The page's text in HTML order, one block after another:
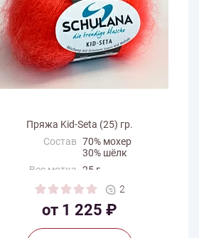
Пряжа Kid-Seta (25) гр.
от 1 225 ₽
Состав 70% мохер
30% шёлк
Вес мотка 25 г
Длина нити 210 м
Производитель Schulana
2